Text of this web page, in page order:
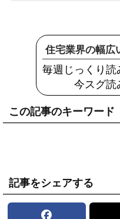
住宅業界の幅広
毎週じっくり読
今スグ読
この記事のキーワード
記事をシェアする